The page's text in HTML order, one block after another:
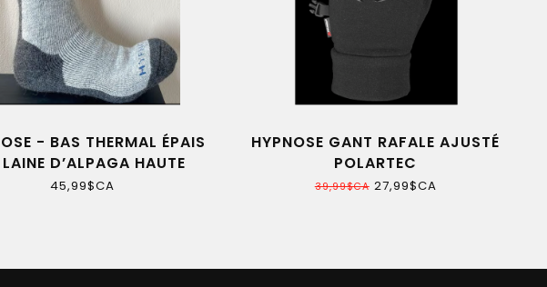
- BAS THERMAL ÉPAIS
LAINE D’ALPAGA HAUTE
QUALITÉ
45,99$CA
HYPNOSE GANT RAFALE AJUSTÉ
POLARTEC
39,99$CA27,99$CA